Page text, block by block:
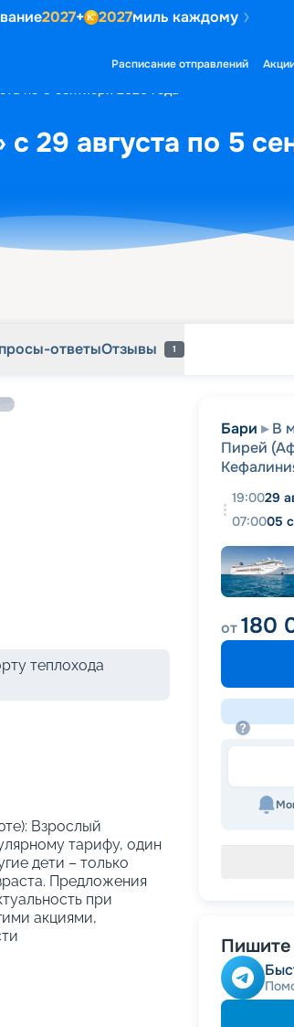
2027+ 2027миль каждому
Расписание отправлений
по 5 сентября 2026 года
29 августа по 5
ответыОтзывы 1
теплохода
Взрослый
тарифу, один
дети – только
Предложения
при
акциями,
Бари В
Пирей
19:0029
07:0005
от180
Пишите